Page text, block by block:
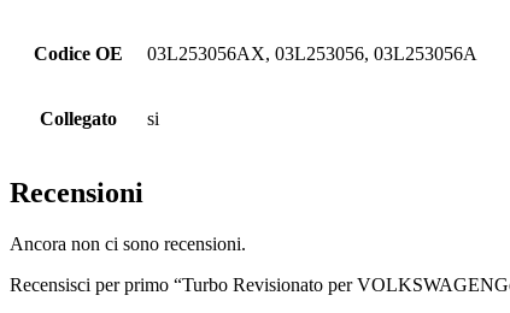
Codice OE 03L253056AX, 03L253056, 03L253056A
Collegato si
Recensioni
Ancora non ci sono recensioni.
Recensisci per primo “Turbo Revisionato per